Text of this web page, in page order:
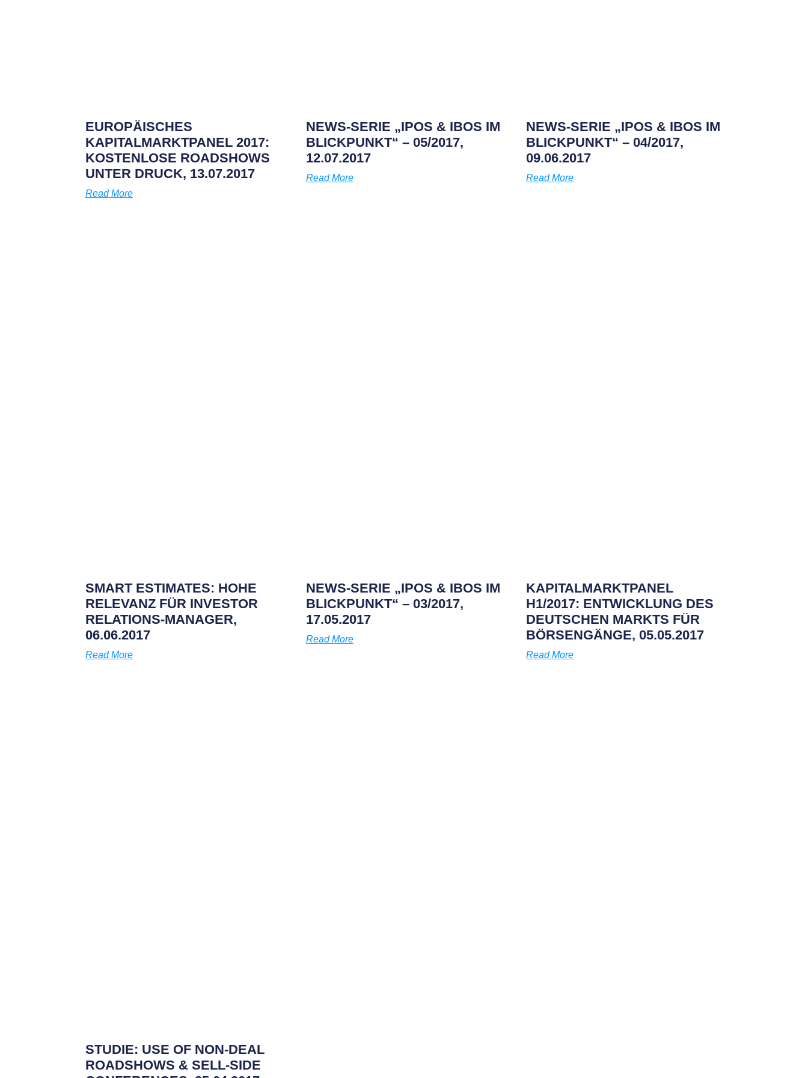
EUROPÄISCHES
KAPITALMARKTPANEL 2017:
KOSTENLOSE ROADSHOWS
UNTER DRUCK, 13.07.2017
Read More
NEWS-SERIE „IPOS & IBOS IM
BLICKPUNKT“ – 05/2017,
12.07.2017
Read More
NEWS-SERIE „IPOS & IBOS IM
BLICKPUNKT“ – 04/2017,
09.06.2017
Read More
SMART ESTIMATES: HOHE
RELEVANZ FÜR INVESTOR
RELATIONS-MANAGER,
06.06.2017
Read More
NEWS-SERIE „IPOS & IBOS IM
BLICKPUNKT“ – 03/2017,
17.05.2017
Read More
KAPITALMARKTPANEL
H1/2017: ENTWICKLUNG DES
DEUTSCHEN MARKTS FÜR
BÖRSENGÄNGE, 05.05.2017
Read More
STUDIE: USE OF NON-DEAL
ROADSHOWS & SELL-SIDE